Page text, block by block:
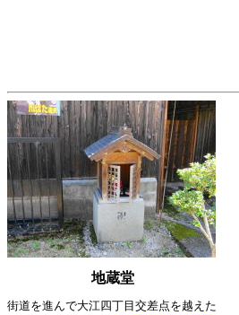
地蔵堂
街道を進んで大江四丁目交差点を越えた